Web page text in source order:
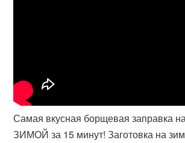
Самая вкусная борщевая заправка
ЗИМОЙ за 15 минут! Заготовка на